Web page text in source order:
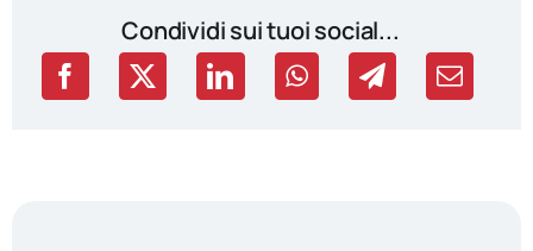
Condividi sui tuoi social...